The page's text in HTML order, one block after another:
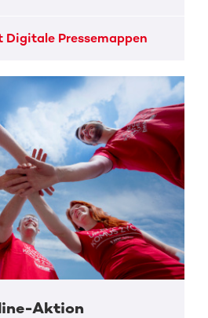
Digitale Pressemappen
Aktion